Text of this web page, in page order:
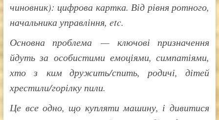
чиновник): цифрова картка. Від рівня ротного,
начальника управління, etc.
Основна проблема — ключові призначення
йдуть за особистими емоціями, симпатіями,
хто з ким дружить/спить, родичі, дітей
хрестили/горілку пили.
Це все одно, що купляти машину, і дивитися